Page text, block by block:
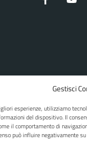
Gestisci
esperienze, utilizziamo
del dispositivo. Il
il comportamento di
può influire negativamente